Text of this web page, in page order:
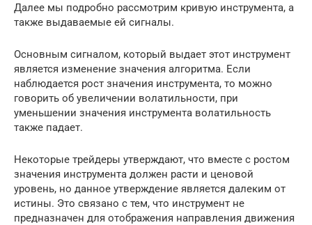
Далее мы подробно рассмотрим кривую инструмента, а
также выдаваемые ей сигналы.
Основным сигналом, который выдает этот инструмент
является изменение значения алгоритма. Если
наблюдается рост значения инструмента, то можно
говорить об увеличении волатильности, при
уменьшении значения инструмента волатильность
также падает.
Некоторые трейдеры утверждают, что вместе с ростом
значения инструмента должен расти и ценовой
уровень, но данное утверждение является далеким от
истины. Это связано с тем, что инструмент не
предназначен для отображения направления движения